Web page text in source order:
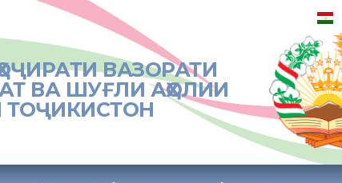
ВАЗОРАТИ
ВА ШУҒЛИ АҲОЛИИ
ТОҶИКИСТОН